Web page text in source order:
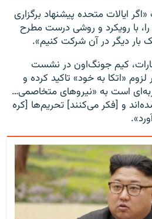
ایالات متحده پیشنهاد برگزاری
با رویکرد و روشی درست مطرح
بار دیگر در آن شرکت کنیم».
کیم جونگ‌اون در نشست
«اتکا به خود» تاکید کرده و
است به «نیروهای متخاصمی…
و [فکر می‌کنند] تحریم‌ها [کره